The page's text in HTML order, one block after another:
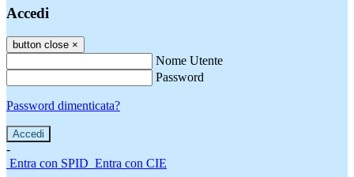
Accedi
button close ×
Nome Utente
Password
Password dimenticata?
-
Entra con SPID Entra con CIE